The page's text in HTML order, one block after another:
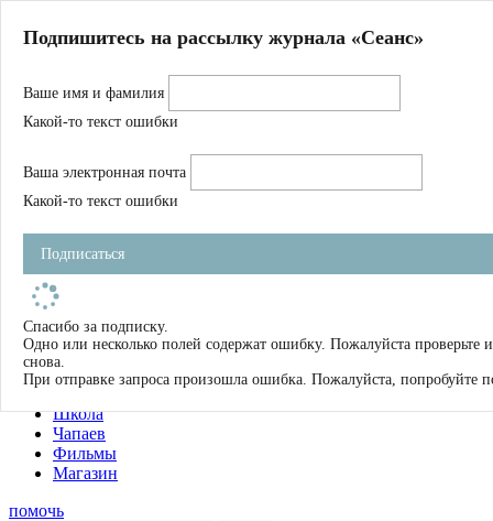
Магазин
Журнал
Школа
Устав
Фильмы
Имена
Тэги
О нас
Журнал
Книги
Школа
Чапаев
Фильмы
Магазин
помочь
Подпишитесь на рассылку журнала «Сеанс»
Ваше имя и фамилия
Какой-то текст ошибки
Ваша электронная почта
Какой-то текст ошибки
Подписаться
Спасибо за подписку.
Одно или несколько полей содержат ошибку. Пожалуйста проверьте
снова.
При отправке запроса произошла ошибка. Пожалуйста, попробуйте